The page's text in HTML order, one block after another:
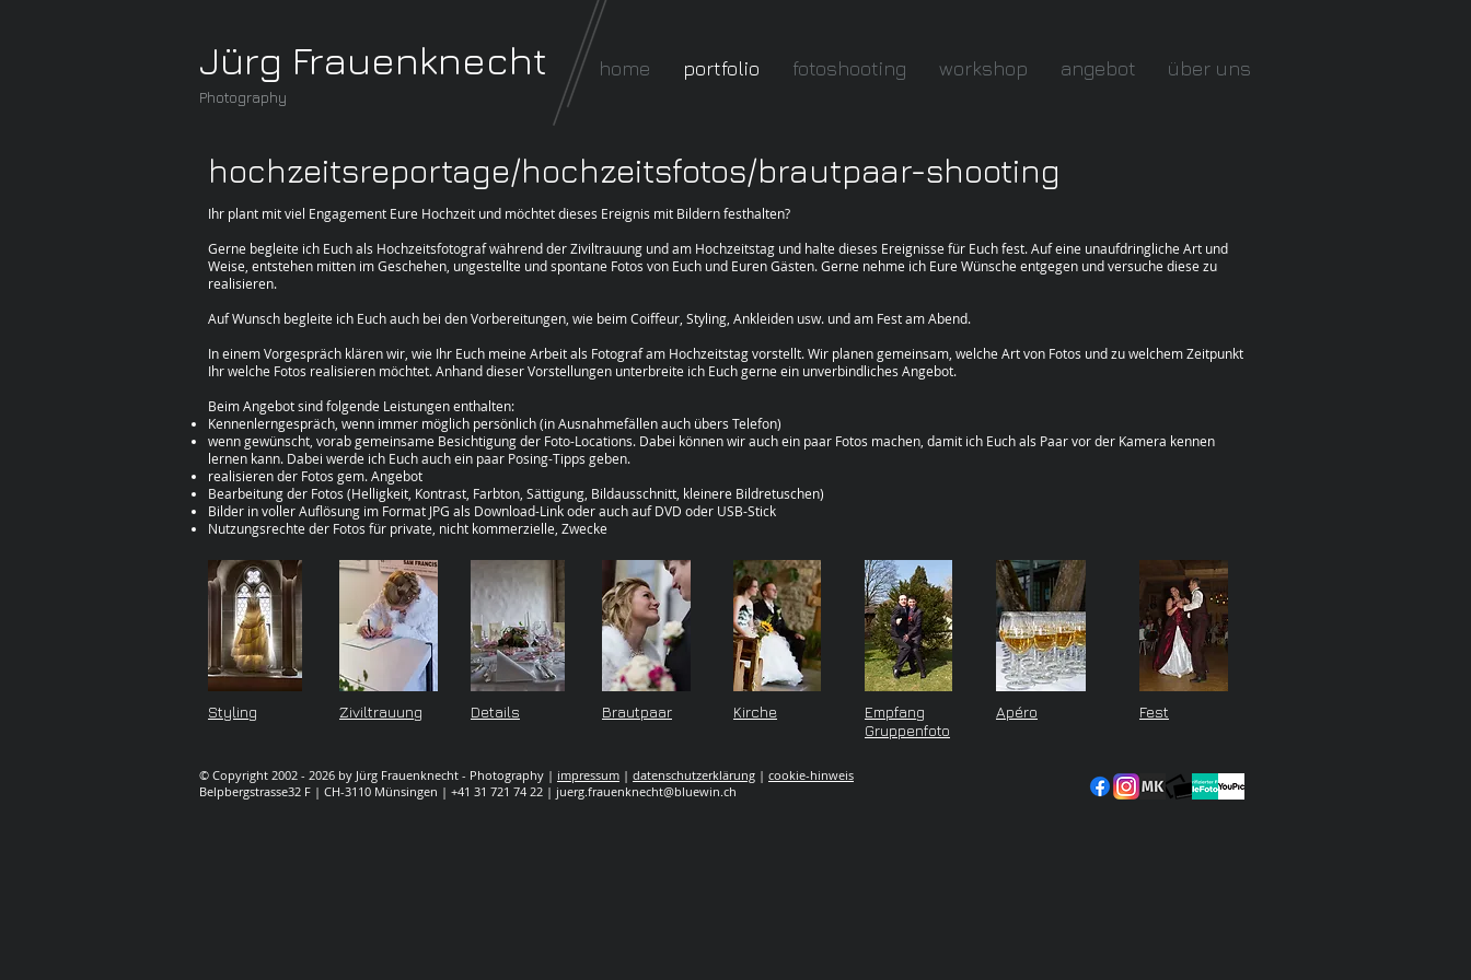
Jürg Frauenknecht
Photography
home portfolio fotoshooting workshop angebot über uns
hochzeitsreportage/hochzeitsfotos/brautpaar-shooting
Ihr plant mit viel Engagement Eure Hochzeit und möchtet dieses Ereignis mit Bildern festhalten?
Gerne begleite ich Euch als Hochzeitsfotograf während der Ziviltrauung und am Hochzeitstag und halte dieses Ereignisse für Euch fest. Auf eine unaufdringliche Art und
Weise, entstehen mitten im Geschehen, ungestellte und spontane Fotos von Euch und Euren Gästen. Gerne nehme ich Eure Wünsche entgegen und versuche diese zu
realisieren.
Auf Wunsch begleite ich Euch auch bei den Vorbereitungen, wie beim Coiffeur, Styling, Ankleiden usw. und am Fest am Abend.
In einem Vorgespräch klären wir, wie Ihr Euch meine Arbeit als Fotograf am Hochzeitstag vorstellt. Wir planen gemeinsam, welche Art von Fotos und zu welchem Zeitpunkt
Ihr welche Fotos realisieren möchtet. Anhand dieser Vorstellungen unterbreite ich Euch gerne ein unverbindliches Angebot.
Beim Angebot sind folgende Leistungen enthalten:
Kennenlerngespräch, wenn immer möglich persönlich (in Ausnahmefällen auch übers Telefon)
wenn gewünscht, vorab gemeinsame Besichtigung der Foto-Locations. Dabei können wir auch ein paar Fotos machen, damit ich Euch als Paar vor der Kamera kennen
lernen kann. Dabei werde ich Euch auch ein paar Posing-Tipps geben.
realisieren der Fotos gem. Angebot
Bearbeitung der Fotos (Helligkeit, Kontrast, Farbton, Sättigung, Bildausschnitt, kleinere Bildretuschen)
Bilder in voller Auflösung im Format JPG als Download-Link oder auch auf DVD oder USB-Stick
Nutzungsrechte der Fotos für private, nicht kommerzielle, Zwecke
Styling Ziviltrauung Details Brautpaar Kirche
Empfang
Gruppenfoto
Apéro Fest
© Copyright 2002 - 2026 by Jürg Frauenknecht - Photography | impressum | datenschutzerklärung | cookie-hinweis
Belpbergstrasse32 F | CH-3110 Münsingen | +41 31 721 74 22 | juerg.frauenknecht@bluewin.ch